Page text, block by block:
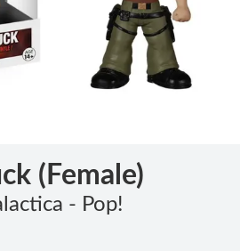
(Female)
- Pop!